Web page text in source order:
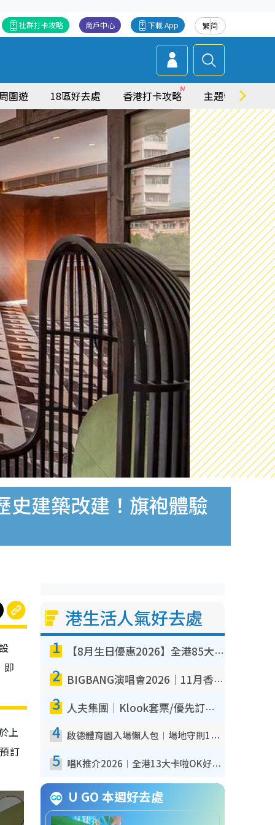
繁简
下載 App
商戶中心
社群打卡攻略
圍遊 18區好去處 香港打卡攻略 主題特集
史建築改建！旗袍體驗
即
上
訂
港生活人氣好去處
1 【8月生日優惠2026】全港85大食買玩著數攻略 自助餐/火鍋放題同行免費＋誠品/DONKI送現金券
2 BIGBANG演唱會2026｜11月香港啟德開3場！實名制VIP申請、優先購票攻略
3 人夫集團｜Klook套票/優先訂票/公開發售搶飛攻略！附票價.購票連結.場地座位表
4 啟德體育園入場懶人包︱場地守則12違禁品不可進場准帶細水樽但全場禁樽蓋！應援牌有限制！
5 唱K推介2026︱全港13大卡啦OK好去處！最平$36起 日文K都有！(附地址+收費詳情)
U GO 本週好去處